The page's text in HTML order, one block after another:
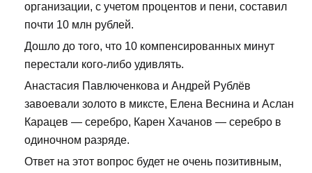
организации, с учетом процентов и пени, составил
почти 10 млн рублей.
Дошло до того, что 10 компенсированных минут
перестали кого-либо удивлять.
Анастасия Павлюченкова и Андрей Рублёв
завоевали золото в миксте, Елена Веснина и Аслан
Карацев — серебро, Карен Хачанов — серебро в
одиночном разряде.
Ответ на этот вопрос будет не очень позитивным,